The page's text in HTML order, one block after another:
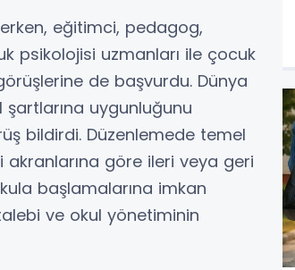
eğitimci, pedagog,
psikolojisi uzmanları ile çocuk
de başvurdu. Dünya
şartlarına uygunluğunu
bildirdi. Düzenlemede temel
göre ileri veya geri
başlamalarına imkan
ve okul yönetiminin